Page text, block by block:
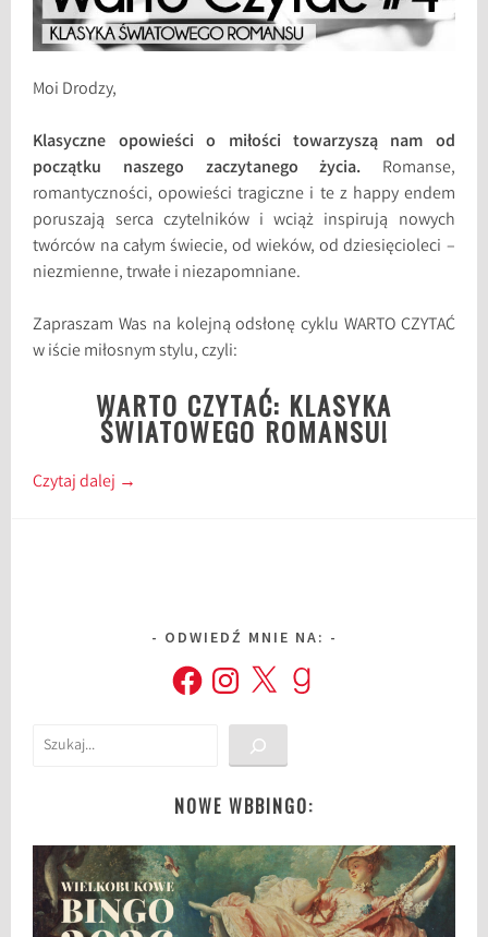
Moi Drodzy,
Klasyczne opowieści o miłości towarzyszą nam od
początku naszego zaczytanego życia. Romanse,
romantyczności, opowieści tragiczne i te z happy endem
poruszają serca czytelników i wciąż inspirują nowych
twórców na całym świecie, od wieków, od dziesięcioleci –
niezmienne, trwałe i niezapomniane.
Zapraszam Was na kolejną odsłonę cyklu WARTO CZYTAĆ
w iście miłosnym stylu, czyli:
WARTO CZYTAĆ: KLASYKA
ŚWIATOWEGO ROMANSU!
Czytaj dalej →
ODWIEDŹ MNIE NA:
FacebookInstagram
X Goodreads
Szukaj
NOWE WBBINGO: